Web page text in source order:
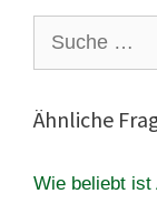
nach:
Ähnliche
Wie beliebt ist